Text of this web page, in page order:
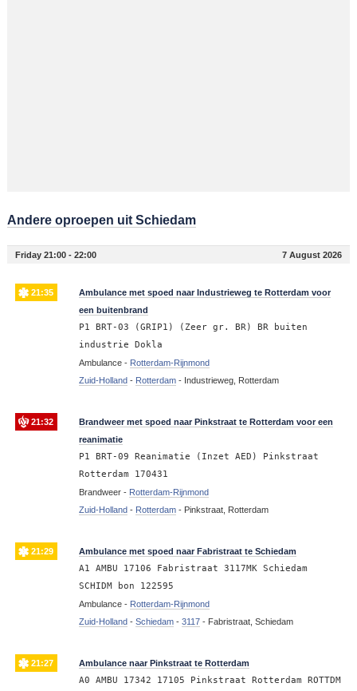
Andere oproepen uit Schiedam
Friday 21:00 - 22:00 7 August 2026
21:35
Ambulance met spoed naar Industrieweg te Rotterdam voor
een buitenbrand
P1 BRT-03 (GRIP1) (Zeer gr. BR) BR buiten
industrie Dokla
Ambulance - Rotterdam-Rijnmond
Zuid-Holland- Rotterdam- Industrieweg, Rotterdam
21:32
Brandweer met spoed naar Pinkstraat te Rotterdam voor een
reanimatie
P1 BRT-09 Reanimatie (Inzet AED) Pinkstraat
Rotterdam 170431
Brandweer - Rotterdam-Rijnmond
Zuid-Holland- Rotterdam- Pinkstraat, Rotterdam
21:29 Ambulance met spoed naar Fabristraat te Schiedam
A1 AMBU 17106 Fabristraat 3117MK Schiedam
SCHIDM bon 122595
Ambulance - Rotterdam-Rijnmond
Zuid-Holland- Schiedam- 3117- Fabristraat, Schiedam
21:27 Ambulance naar Pinkstraat te Rotterdam
A0 AMBU 17342 17105 Pinkstraat Rotterdam ROTTDM